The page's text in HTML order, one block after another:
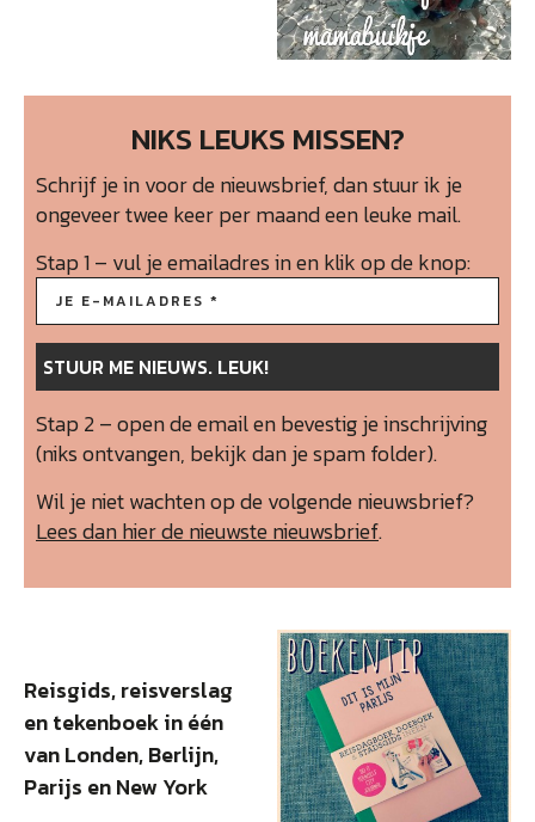
NIKS LEUKS MISSEN?
Schrijf je in voor de nieuwsbrief, dan stuur ik je
ongeveer twee keer per maand een leuke mail.
Stap 1 – vul je emailadres in en klik op de knop:
Stap 2 – open de email en bevestig je inschrijving
(niks ontvangen, bekijk dan je spam folder).
Wil je niet wachten op de volgende nieuwsbrief?
Lees dan hier de nieuwste nieuwsbrief.
Reisgids, reisverslag
en tekenboek in één
van Londen, Berlijn,
Parijs en New York